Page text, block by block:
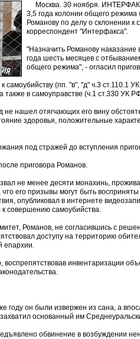
Москва. 30 ноября.
3,5 года колонии общего
Романову по делу о склонении к
корреспондент "Интерфакса".
"Назначить Романову
года шесть месяцев с
общего режима", - огласил
самоубийству (пп. "в", "д" ч.3 ст.110.1
также в самоуправстве (ч.1 ст.330 УК
не нашел отягчающих его вину
здоровья, положительные
под стражей до вступления
приговора Романов.
не менее десяти монахинь,
его призывы могут быть
опубликовал в интернете
совершению самоубийства.
Романов, не согласившись с
доступу на территорию
епархии.
инвентаризации
году он были извержен из сана, а
основанный им
обвинение в возбуждении